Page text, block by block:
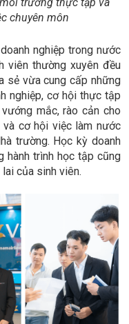
chuyên môn
nghiệp trong nước
viên thường xuyên đều
sẻ vừa cung cấp những
nghiệp, cơ hội thực tập
mắc, rào cản cho
cơ hội việc làm nước
trường. Học kỳ doanh
hành trình học tập cũng
của sinh viên.